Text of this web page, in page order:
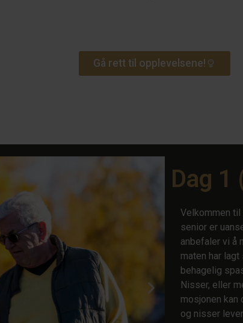
Gå rett til opplevelsene!
Dag 1
Velkommen til
senior er
anbefaler vi å
maten har
behagelig
Nisser, eller
mosjonen kan
og nisser